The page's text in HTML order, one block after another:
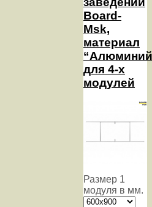
Board-
Msk,
материал
для 4-х
модулей
Размер 1
модуля в мм.